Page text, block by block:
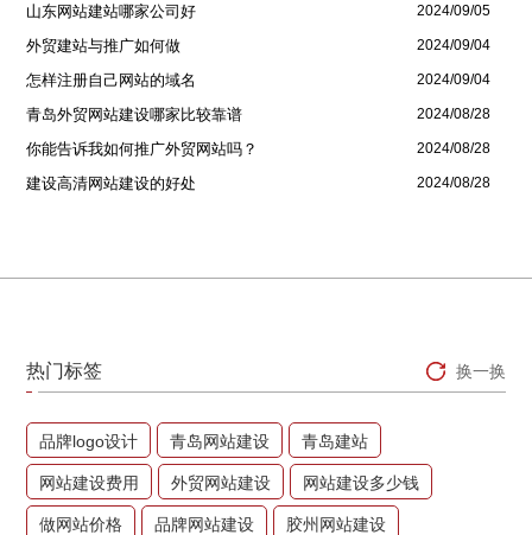
山东网站建站哪家公司好 2024/09/05
外贸建站与推广如何做 2024/09/04
怎样注册自己网站的域名 2024/09/04
青岛外贸网站建设哪家比较靠谱 2024/08/28
你能告诉我如何推广外贸网站吗？ 2024/08/28
建设高清网站建设的好处 2024/08/28
热门标签 换一换
品牌logo设计 青岛网站建设 青岛建站
网站建设费用 外贸网站建设 网站建设多少钱
做网站价格 品牌网站建设 胶州网站建设